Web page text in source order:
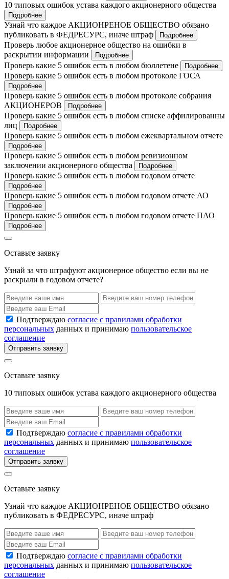
10 типовых ошибок устава каждого акционерного общества
Подробнее
Узнай что каждое АКЦИОНРЕНОЕ ОБЩЕСТВО обязано
публиковать в ФЕДРЕСУРС, иначе штраф
Подробнее
Проверь любое акционерное общество на ошибки в
раскрытии информации
Подробнее
Проверь какие 5 ошибок есть в любом бюллетене Подробнее
Проверь какие 5 ошибок есть в любом протоколе ГОСА
Подробнее
Проверь какие 5 ошибок есть в любом протоколе собрания
АКЦИОНЕРОВ
Подробнее
Проверь какие 5 ошибок есть в любом списке аффилированны
лиц
Подробнее
Проверь какие 5 ошибок есть в любом ежеквартальном отчете
Подробнее
Проверь какие 5 ошибок есть в любом ревизионном
заключении акционерного общества
Подробнее
Проверь какие 5 ошибок есть в любом годовом отчете
Подробнее
Проверь какие 5 ошибок есть в любом годовом отчете АО
Подробнее
Проверь какие 5 ошибок есть в любом годовом отчете ПАО
Подробнее
Оставьте заявку
Узнай за что штрафуют акционерное общество если вы не
раскрыли в годовом отчете?
Подтверждаю согласие с правилами обработки
персональных данных и принимаю пользовательское
соглашение
Отправить заявку
Оставьте заявку
10 типовых ошибок устава каждого акционерного общества
Подтверждаю согласие с правилами обработки
персональных данных и принимаю пользовательское
соглашение
Отправить заявку
Оставьте заявку
Узнай что каждое АКЦИОНРЕНОЕ ОБЩЕСТВО обязано
публиковать в ФЕДРЕСУРС, иначе штраф
Подтверждаю согласие с правилами обработки
персональных данных и принимаю пользовательское
соглашение